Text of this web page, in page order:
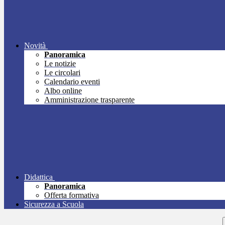
Novità
Panoramica
Le notizie
Le circolari
Calendario eventi
Albo online
Amministrazione trasparente
Didattica
Panoramica
Offerta formativa
Sicurezza a Scuola